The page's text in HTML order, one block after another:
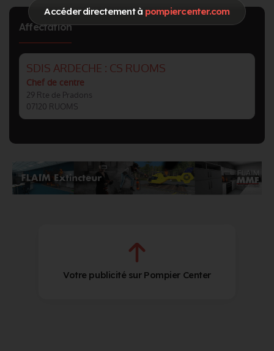
Accéder directement à pompiercenter.com
Affectation
SDIS ARDECHE : CS RUOMS
Chef de centre
29 Rte de Pradons
07120 RUOMS
Votre publicité sur Pompier Center